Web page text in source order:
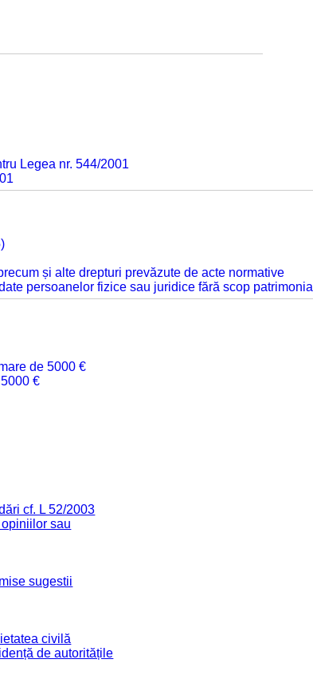
Legea nr. 544/2001
și alte drepturi prevăzute de acte normative
persoanelor fizice sau juridice fără scop patrimonial
de 5000 €
€
cf. L 52/2003
sau
sugestii
civilă
de autoritățile